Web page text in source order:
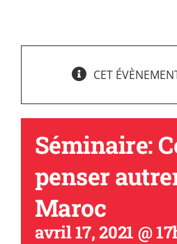
CET
Séminaire:
penser
Maroc
avril 17, 2021 @